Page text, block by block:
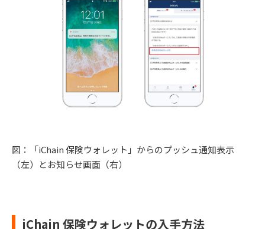
図：「iChain 保険ウォレット」からのプッシュ通知表⽰
（左）とお知らせ画⾯（右）
iChain 保険ウォレットの⼊⼿⽅法